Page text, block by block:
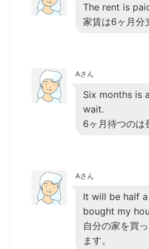
The rent is
家賃は6ヶ月分
Aさん
Six months is
wait.
6ヶ月待つのは
Aさん
It will be half
bought my
自分の家を買
ます。